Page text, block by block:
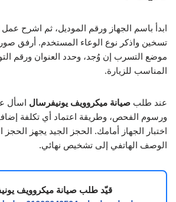
ابدأ باسم الجهاز ورقم الموديل، ثم اشرح
تسخين واذكر نوع الوعاء المستخدم. أرفق
موضع التسرب إن وُجد، وحدد العنوان ورقم
المناسب للزيارة.
عند طلب صيانة ميكروويف يونيفرسال اسأل
ورسوم الفحص، وطريقة اعتماد أي تكلفة
اختبار الجهاز أمامك. الحجز الجيد يجهز الحجز
الوصف الهاتفي إلى تشخيص نهائي.
قيّد طلب صيانة ميكروويف